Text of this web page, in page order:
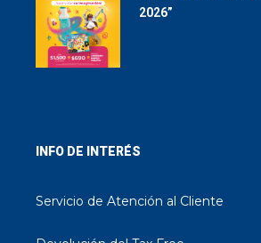
2026”
INFO DE INTERÉS
Servicio de Atención al Cliente